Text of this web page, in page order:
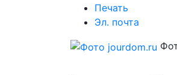
Печать
Эл. почта